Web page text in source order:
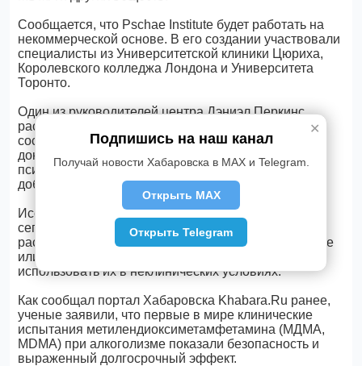
Сообщается, что Pschae Institute будет работать на
некоммерческой основе. В его создании участвовали
специалисты из Университетской клиники Цюриха,
Королевского колледжа Лондона и Университета
Торонто.
Один из руководителей центра Дэниэл Перкинс
рассказал, что сотрудники Pschae Institute
сосредоточатся на поиске научных и клинических
доказательств безопасности использования
психоделиков в терапии, чтобы в конечном итоге
добиться их регистрации.
Исследователь также констатировал, что на
сегодняшний день многие люди с психическими
расстройствами ищут психоделики на черном рынке
или летят в такие страны, как Перу, чтобы
использовать их в неклинических условиях.
Как сообщал портал Хабаровска Khabara.Ru ранее,
ученые заявили, что первые в мире клинические
испытания метилендиоксиметамфетамина (МДМА,
MDMA) при алкоголизме показали безопасность и
выраженный долгосрочный эффект.
✕
Подпишись на наш канал
Получай новости Хабаровска в MAX и Telegram.
Открыть MAX
Открыть Telegram